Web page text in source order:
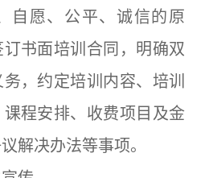
自愿、公平、诚信的原
书面培训合同，明确双
，约定培训内容、培训
程安排、收费项目及金
解决办法等事项。